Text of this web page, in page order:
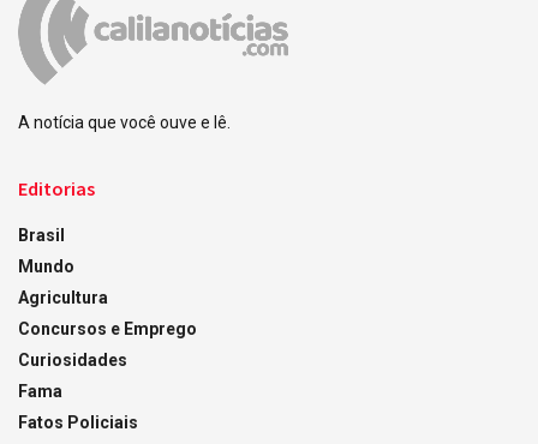
A notícia que você ouve e lê.
Editorias
Brasil
Mundo
Agricultura
Concursos e Emprego
Curiosidades
Fama
Fatos Policiais